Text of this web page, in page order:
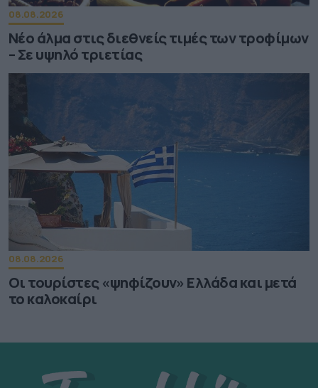
08.08.2026
Νέο άλμα στις διεθνείς τιμές των τροφίμων
– Σε υψηλό τριετίας
08.08.2026
Οι τουρίστες «ψηφίζουν» Ελλάδα και μετά
το καλοκαίρι